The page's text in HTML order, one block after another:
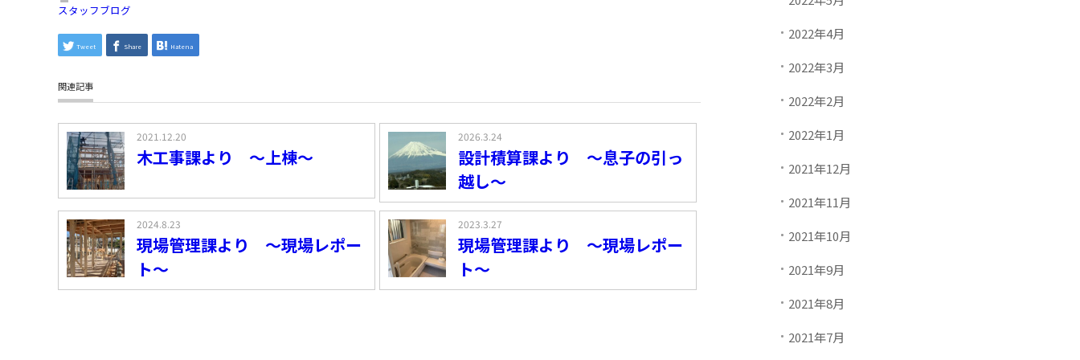
スタッフブログ
Tweet Share Hatena
関連記事
2021.12.20
木工事課より ～上棟～
2026.3.24
設計積算課より ～息子の引っ
越し～
2024.8.23
現場管理課より ～現場レポー
ト～
2023.3.27
現場管理課より ～現場レポー
ト～
2022年4月
2022年3月
2022年2月
2022年1月
2021年12月
2021年11月
2021年10月
2021年9月
2021年8月
2021年7月